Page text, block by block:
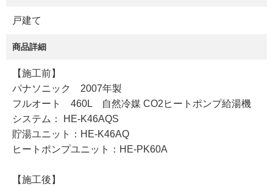
戸建て
商品詳細
【施工前】
パナソニック 2007年製
フルオート 460L 自然冷媒 CO2ヒートポンプ給湯機
システム： HE-K46AQS
貯湯ユニット：HE-K46AQ
ヒートポンプユニット：HE-PK60A
【施工後】